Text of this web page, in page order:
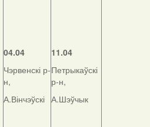
04.04
Чэрвенскі р-
н,
А.Вінчэўскі
11.04
Петрыкаўскі
р-н,
А.Шэўчык